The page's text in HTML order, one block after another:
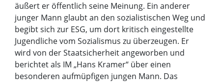
äußert er öffentlich seine Meinung. Ein anderer
junger Mann glaubt an den sozialistischen Weg und
begibt sich zur ESG, um dort kritisch eingestellte
Jugendliche vom Sozialismus zu überzeugen. Er
wird von der Staatsicherheit angeworben und
berichtet als IM „Hans Kramer“ über einen
besonderen aufmüpfigen jungen Mann. Das